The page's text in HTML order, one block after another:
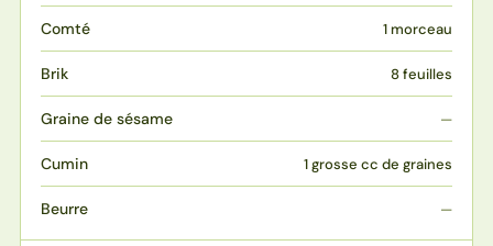
Comté 1 morceau
Brik 8 feuilles
Graine de sésame —
Cumin 1 grosse cc de graines
Beurre —